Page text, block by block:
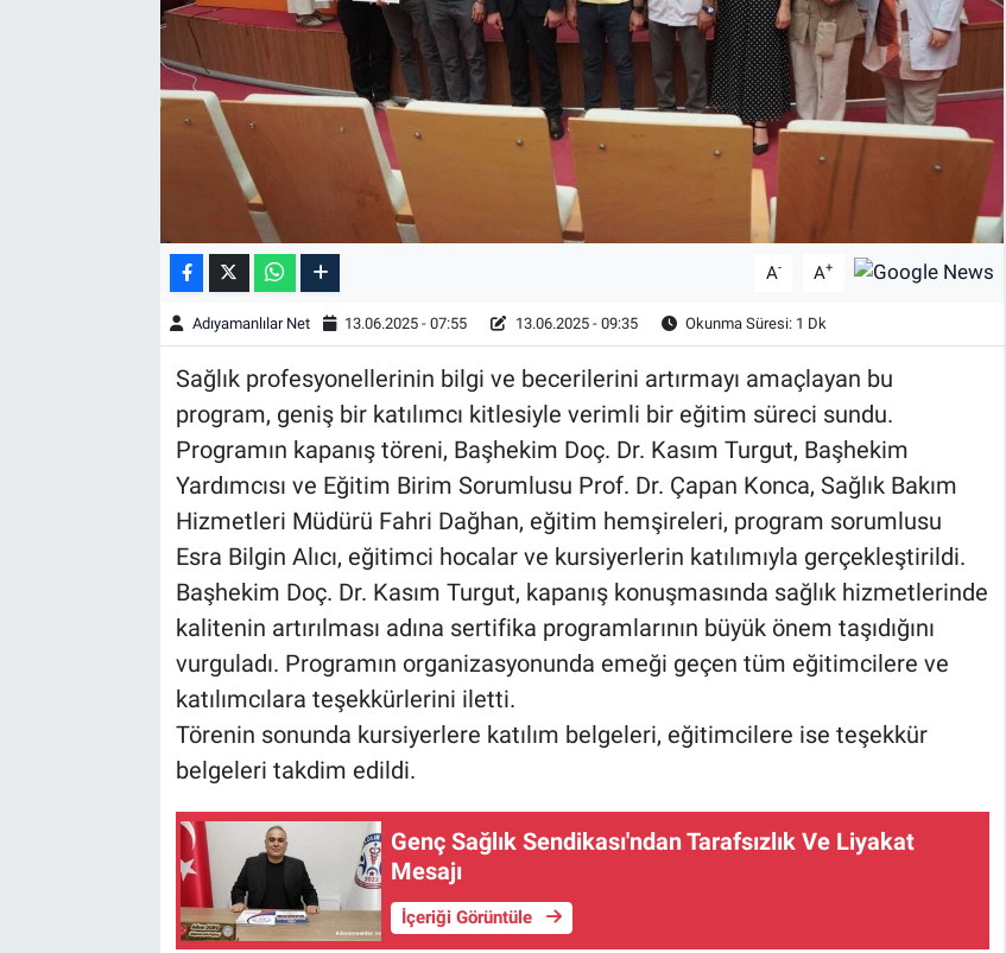
A- A+
Adıyamanlılar Net 13.06.2025 - 07:55 13.06.2025 - 09:35 Okunma Süresi: 1 Dk
Sağlık profesyonellerinin bilgi ve becerilerini artırmayı amaçlayan bu
program, geniş bir katılımcı kitlesiyle verimli bir eğitim süreci sundu.
Programın kapanış töreni, Başhekim Doç. Dr. Kasım Turgut, Başhekim
Yardımcısı ve Eğitim Birim Sorumlusu Prof. Dr. Çapan Konca, Sağlık Bakım
Hizmetleri Müdürü Fahri Dağhan, eğitim hemşireleri, program sorumlusu
Esra Bilgin Alıcı, eğitimci hocalar ve kursiyerlerin katılımıyla gerçekleştirildi.
Başhekim Doç. Dr. Kasım Turgut, kapanış konuşmasında sağlık hizmetlerinde
kalitenin artırılması adına sertifika programlarının büyük önem taşıdığını
vurguladı. Programın organizasyonunda emeği geçen tüm eğitimcilere ve
katılımcılara teşekkürlerini iletti.
Törenin sonunda kursiyerlere katılım belgeleri, eğitimcilere ise teşekkür
belgeleri takdim edildi.
Genç Sağlık Sendikası'ndan Tarafsızlık Ve Liyakat
Mesajı
İçeriği Görüntüle
BİLİM VE TEKNOLOJİ
Şambayat Haber